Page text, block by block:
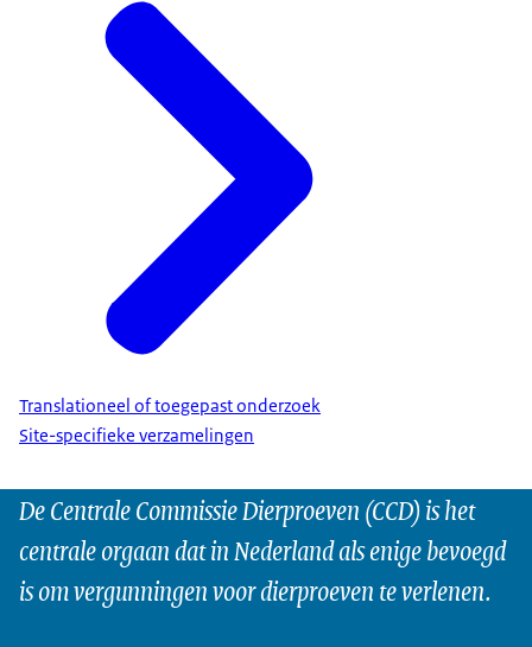
Translationeel of toegepast onderzoek
Site-specifieke verzamelingen
De Centrale Commissie Dierproeven (CCD) is het
centrale orgaan dat in Nederland als enige bevoegd
is om vergunningen voor dierproeven te verlenen.